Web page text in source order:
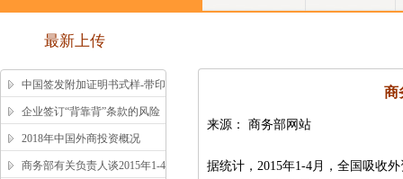
最新上传
商
来源： 商务部网站
据统计，2015年1-4月，全国吸收
中国签发附加证明书式样-带印
鉴、签字版本 China Apostille
Sample
企业签订“背靠背”条款的风险
提示
2018年中国外商投资概况
商务部有关负责人谈2015年1-4